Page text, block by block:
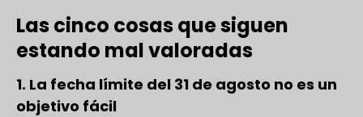
Las cinco cosas que siguen
estando mal valoradas
1. La fecha límite del 31 de agosto no es un
objetivo fácil